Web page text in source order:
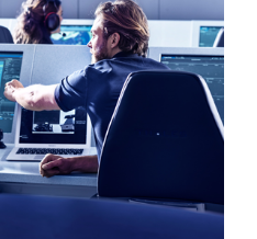
documentatie,